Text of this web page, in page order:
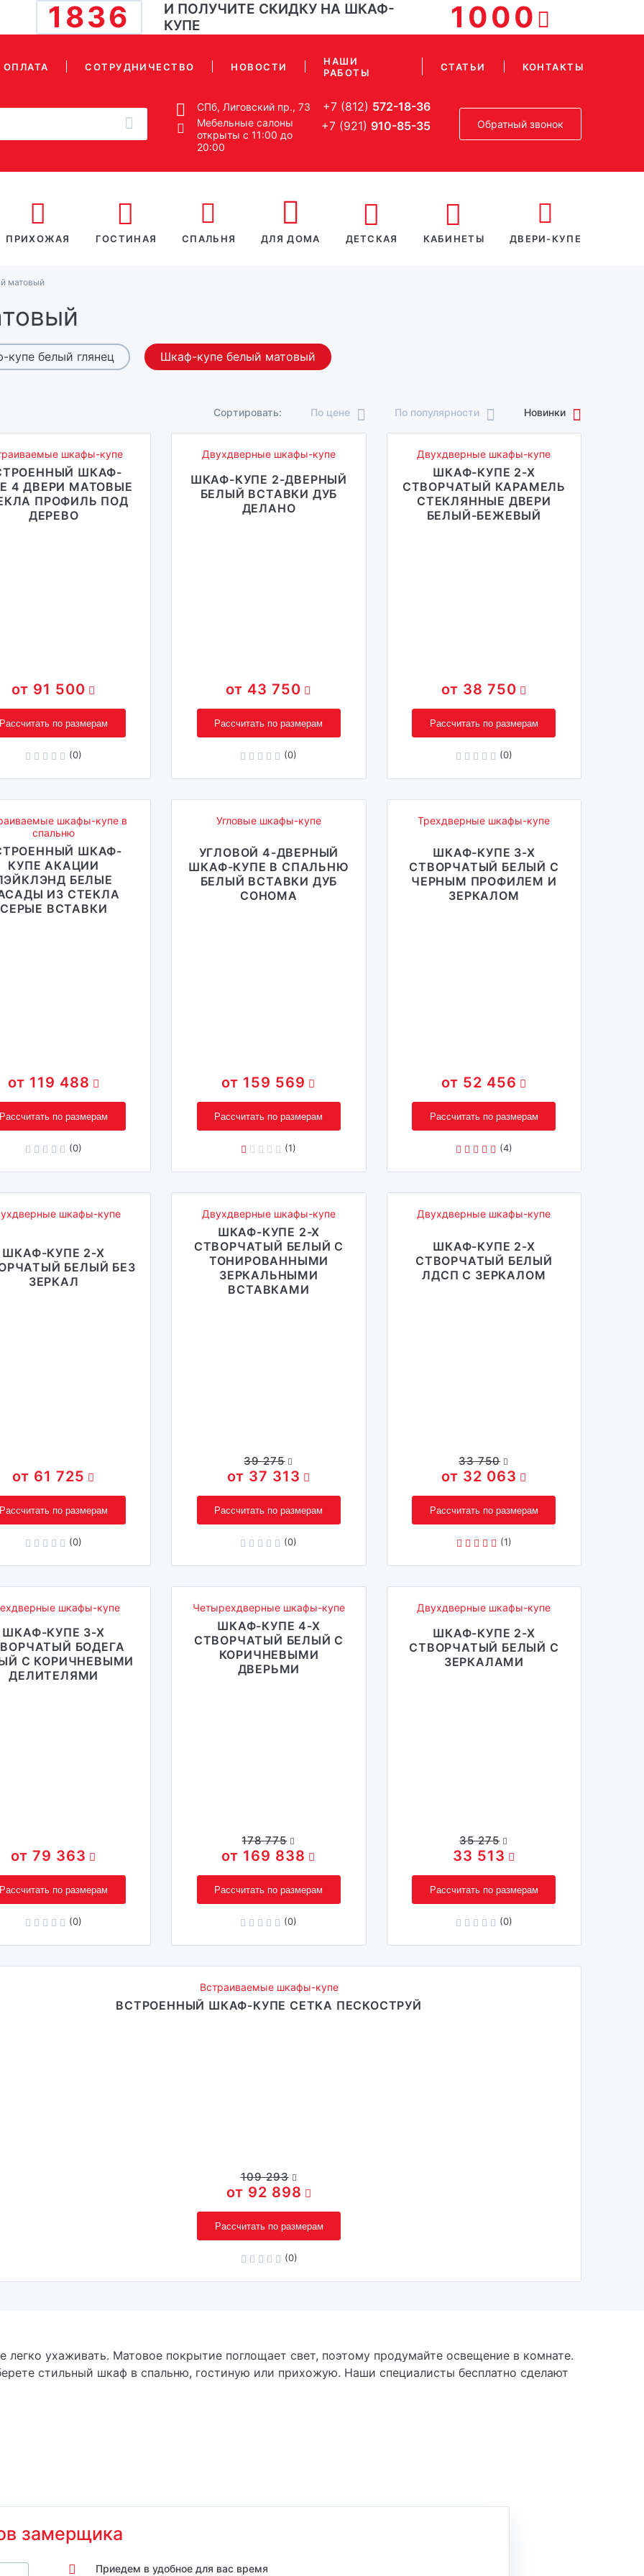
1836
И ПОЛУЧИТЕ СКИДКУ НА ШКАФ-
КУПЕ
1000
ОПЛАТА СОТРУДНИЧЕСТВО НОВОСТИ
НАШИ
РАБОТЫ
СТАТЬИ КОНТАКТЫ
СПб, Лиговский пр., 73 +7 (812) 572-18-36
Мебельные салоны
открыты с 11:00 до
20:00
+7 (921) 910-85-35 Обратный звонок
ПРИХОЖАЯ ГОСТИНАЯ СПАЛЬНЯ ДЛЯ ДОМА ДЕТСКАЯ КАБИНЕТЫ ДВЕРИ-КУПЕ
матовый
купе белый глянец Шкаф-купе белый матовый
Сортировать: По цене По популярности Новинки
шкафы-купе
ШКАФ-
4 ДВЕРИ МАТОВЫЕ
ПРОФИЛЬ ПОД
ДЕРЕВО
91 500
Рассчитать по размерам
(0)
Двухдверные шкафы-купе
ШКАФ-КУПЕ 2-ДВЕРНЫЙ
БЕЛЫЙ ВСТАВКИ ДУБ
ДЕЛАНО
43 750
Рассчитать по размерам
(0)
Двухдверные шкафы-купе
ШКАФ-КУПЕ 2-Х
СТВОРЧАТЫЙ КАРАМЕЛЬ
СТЕКЛЯННЫЕ ДВЕРИ
БЕЛЫЙ-БЕЖЕВЫЙ
38 750
Рассчитать по размерам
(0)
шкафы-купе в
спальню
ШКАФ-
КУПЕ АКАЦИИ
БЕЛЫЕ
ИЗ СТЕКЛА
СЕРЫЕ ВСТАВКИ
119 488
Рассчитать по размерам
(0)
Угловые шкафы-купе
УГЛОВОЙ 4-ДВЕРНЫЙ
ШКАФ-КУПЕ В СПАЛЬНЮ
БЕЛЫЙ ВСТАВКИ ДУБ
СОНОМА
159 569
Рассчитать по размерам
(1)
Трехдверные шкафы-купе
ШКАФ-КУПЕ 3-Х
СТВОРЧАТЫЙ БЕЛЫЙ С
ЧЕРНЫМ ПРОФИЛЕМ И
ЗЕРКАЛОМ
52 456
Рассчитать по размерам
(4)
шкафы-купе
ШКАФ-КУПЕ 2-Х
БЕЛЫЙ БЕЗ
ЗЕРКАЛ
61 725
Рассчитать по размерам
(0)
Двухдверные шкафы-купе
ШКАФ-КУПЕ 2-Х
СТВОРЧАТЫЙ БЕЛЫЙ С
ТОНИРОВАННЫМИ
ЗЕРКАЛЬНЫМИ
ВСТАВКАМИ
39 275
37 313
Рассчитать по размерам
(0)
Двухдверные шкафы-купе
ШКАФ-КУПЕ 2-Х
СТВОРЧАТЫЙ БЕЛЫЙ
ЛДСП С ЗЕРКАЛОМ
33 750
32 063
Рассчитать по размерам
(1)
шкафы-купе
ШКАФ-КУПЕ 3-Х
БОДЕГА
С КОРИЧНЕВЫМИ
ДЕЛИТЕЛЯМИ
79 363
Рассчитать по размерам
(0)
Четырехдверные шкафы-купе
ШКАФ-КУПЕ 4-Х
СТВОРЧАТЫЙ БЕЛЫЙ С
КОРИЧНЕВЫМИ
ДВЕРЬМИ
178 775
169 838
Рассчитать по размерам
(0)
Двухдверные шкафы-купе
ШКАФ-КУПЕ 2-Х
СТВОРЧАТЫЙ БЕЛЫЙ С
ЗЕРКАЛАМИ
35 275
33 513
Рассчитать по размерам
(0)
Встраиваемые шкафы-купе
ВСТРОЕННЫЙ ШКАФ-КУПЕ СЕТКА ПЕСКОСТРУЙ
109 293
92 898
Рассчитать по размерам
(0)
ухаживать. Матовое покрытие поглощает свет, поэтому продумайте освещение в комнате.
стильный шкаф в спальню, гостиную или прихожую. Наши специалисты бесплатно сделают
замерщика
Приедем в удобное для вас время